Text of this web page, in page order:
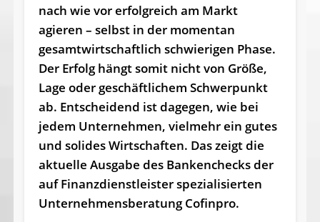
nach wie vor erfolgreich am Markt
agieren – selbst in der momentan
gesamtwirtschaftlich schwierigen Phase.
Der Erfolg hängt somit nicht von Größe,
Lage oder geschäftlichem Schwerpunkt
ab. Entscheidend ist dagegen, wie bei
jedem Unternehmen, vielmehr ein gutes
und solides Wirtschaften. Das zeigt die
aktuelle Ausgabe des Bankenchecks der
auf Finanzdienstleister spezialisierten
Unternehmensberatung Cofinpro.